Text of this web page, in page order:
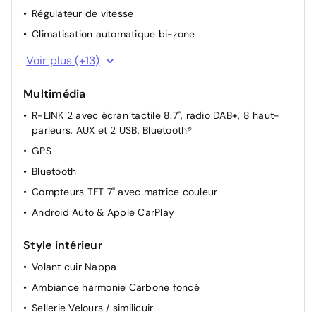
Régulateur de vitesse
Climatisation automatique bi-zone
Commutation automatique des feux de
route/croisement
Rétroviseurs extérieurs rabattables électriquement
Rétroviseur intérieur électrochrome
Lève-vitres électriques AV impulsionnels
Lève-vitres électriques impulsionnels arrière
Carte accès et démarrage mains libres
Système de contrôle de trajectoire (ESP) et aide au
démarrage en côte
Appuie-têtes avant
3 appuie-têtes arrière
Banquette arrière rabattable 1/3 - 2/3
Voir plus (+13)
Multimédia
R-LINK 2 avec écran tactile 8.7", radio DAB+, 8 haut-
parleurs, AUX et 2 USB, Bluetooth®
GPS
Bluetooth
Compteurs TFT 7" avec matrice couleur
Android Auto & Apple CarPlay
Style intérieur
Volant cuir Nappa
Ambiance harmonie Carbone foncé
Sellerie Velours / similicuir